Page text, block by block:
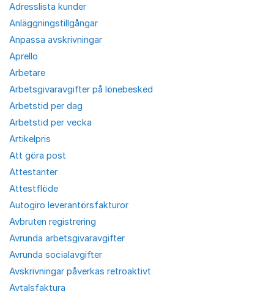
Adresslista kunder
Anläggningstillgångar
Anpassa avskrivningar
Aprello
Arbetare
Arbetsgivaravgifter på lönebesked
Arbetstid per dag
Arbetstid per vecka
Artikelpris
Att göra post
Attestanter
Attestflöde
Autogiro leverantörsfakturor
Avbruten registrering
Avrunda arbetsgivaravgifter
Avrunda socialavgifter
Avskrivningar påverkas retroaktivt
Avtalsfaktura